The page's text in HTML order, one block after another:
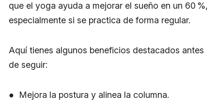
que el yoga ayuda a mejorar el sueño en un 60 %,
especialmente si se practica de forma regular.
Aquí tienes algunos beneficios destacados antes
de seguir:
● Mejora la postura y alinea la columna.